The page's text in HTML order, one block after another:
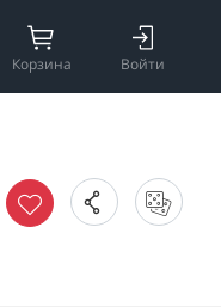
Корзина Войти